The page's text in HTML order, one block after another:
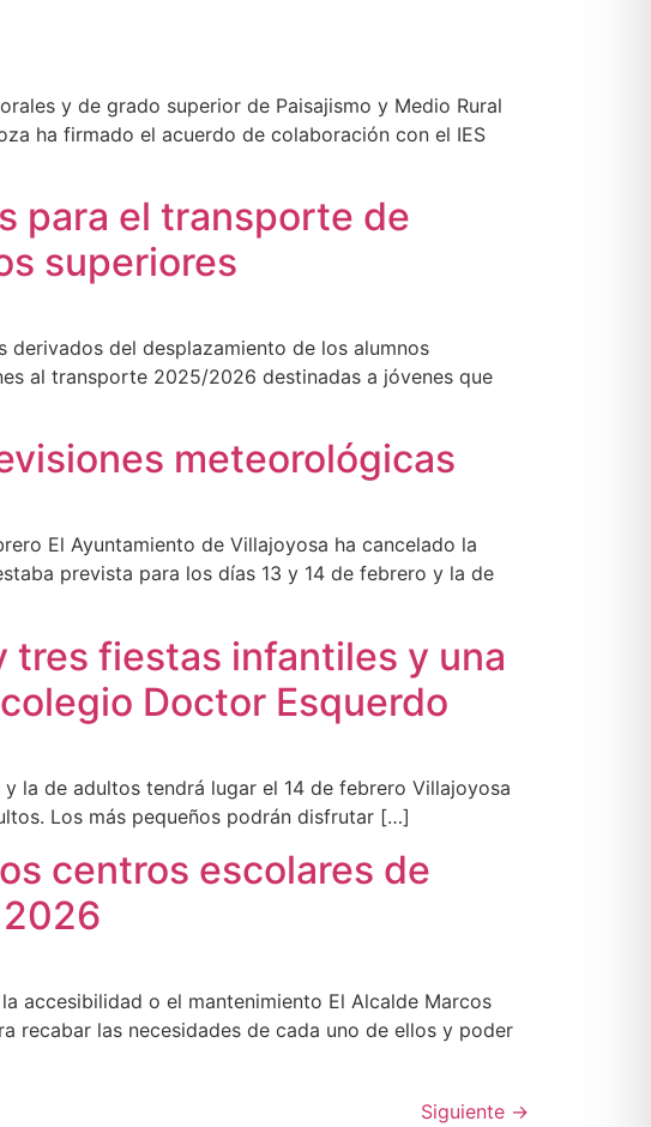
y de grado superior de Paisajismo y Medio Rural
ha firmado el acuerdo de colaboración con el IES
para el transporte de
superiores
del desplazamiento de los alumnos
al transporte 2025/2026 destinadas a jóvenes que
meteorológicas
El Ayuntamiento de Villajoyosa ha cancelado la
prevista para los días 13 y 14 de febrero y la de
tres fiestas infantiles y una
Doctor Esquerdo
la de adultos tendrá lugar el 14 de febrero Villajoyosa
Los más pequeños podrán disfrutar […]
centros escolares de
accesibilidad o el mantenimiento El Alcalde Marcos
recabar las necesidades de cada uno de ellos y poder
Siguiente →